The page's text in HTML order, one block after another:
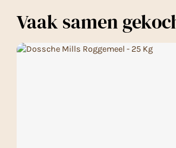
Vaak samen